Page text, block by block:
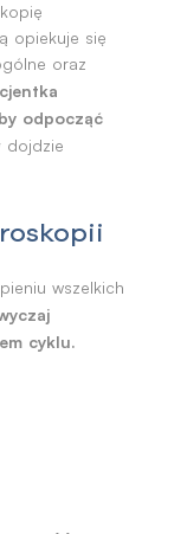
opiekuje się
oraz
odpocząć
dojdzie
wszelkich
cyklu.